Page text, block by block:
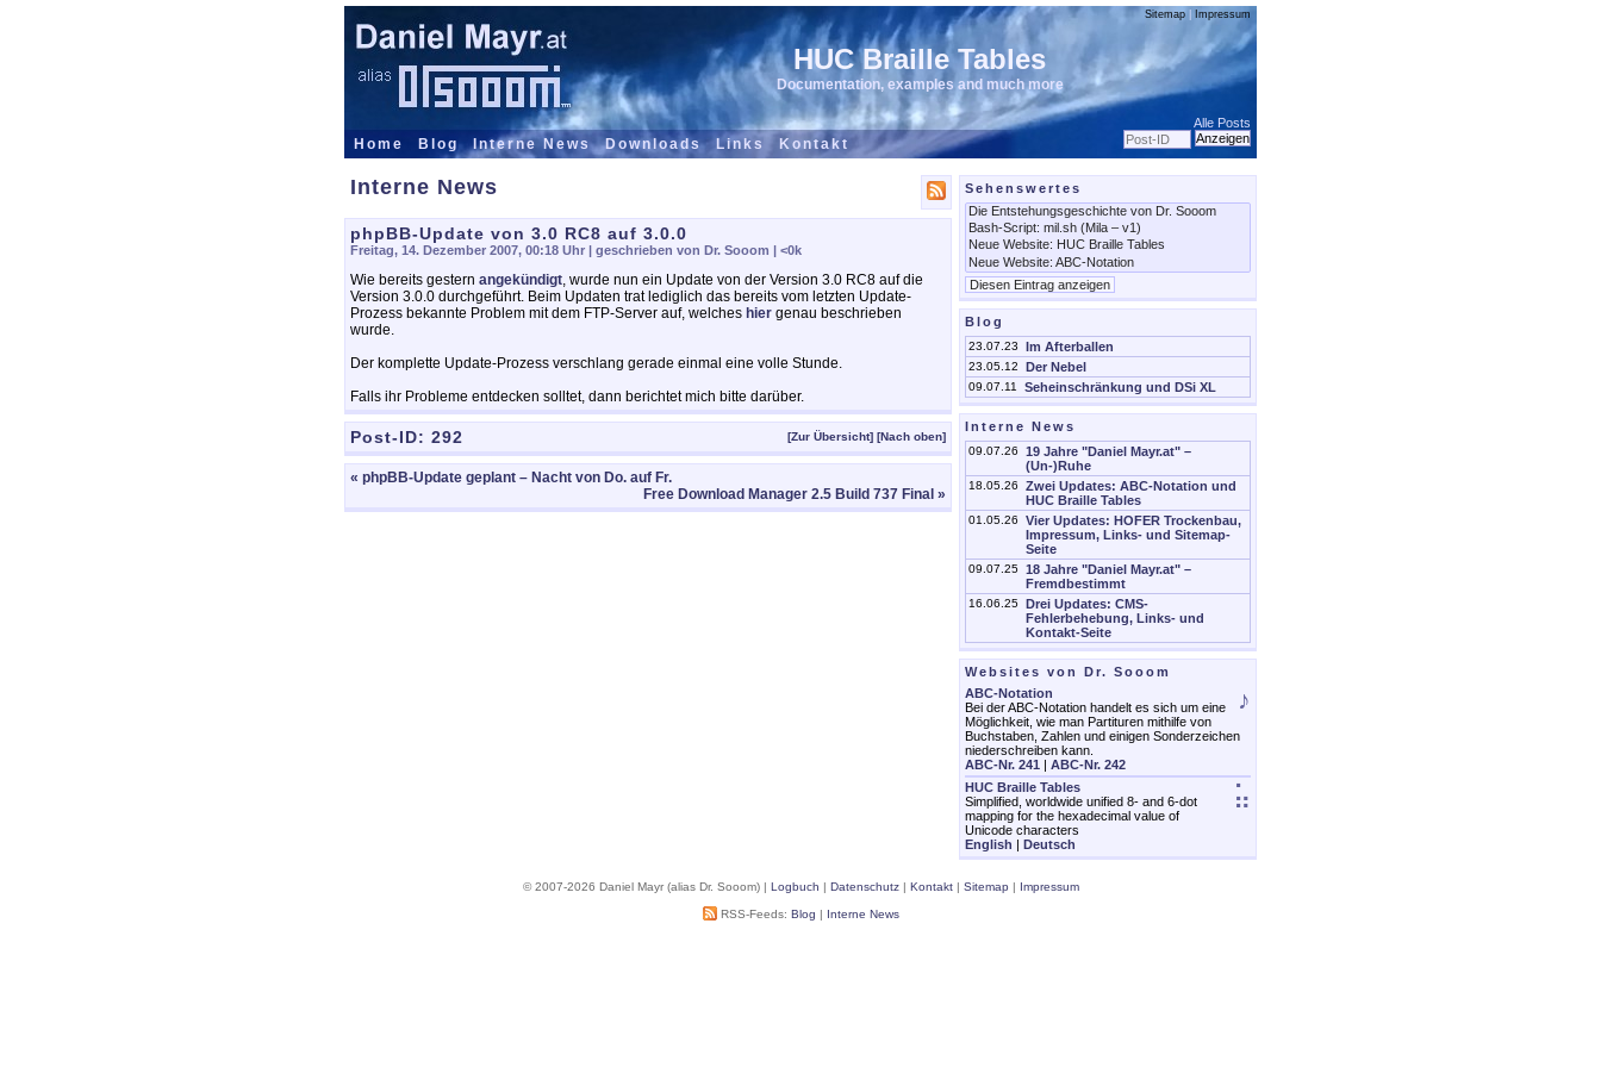
Sitemap Impressum
HUC Braille Tables
Documentation, examples and much more
Alle Posts
Home Blog Interne News Downloads Links Kontakt
Interne News
phpBB-Update von 3.0 RC8 auf 3.0.0
Freitag, 14. Dezember 2007, 00:18 Uhr | geschrieben von Dr. Sooom | <0k
Wie bereits gestern angekündigt, wurde nun ein Update von der Version 3.0 RC8 auf die
Version 3.0.0 durchgeführt. Beim Updaten trat lediglich das bereits vom letzten Update-
Prozess bekannte Problem mit dem FTP-Server auf, welches hier genau beschrieben
wurde.
Der komplette Update-Prozess verschlang gerade einmal eine volle Stunde.
Falls ihr Probleme entdecken solltet, dann berichtet mich bitte darüber.
[Zur Übersicht] [Nach oben]
Post-ID: 292
« phpBB-Update geplant – Nacht von Do. auf Fr.
Free Download Manager 2.5 Build 737 Final »
Sehenswertes
Blog
23.07.23 Im Afterballen
23.05.12 Der Nebel
09.07.11 Seheinschränkung und DSi XL
Interne News
09.07.26
19 Jahre "Daniel Mayr.at" –
(Un-)Ruhe
18.05.26
Zwei Updates: ABC-Notation und
HUC Braille Tables
01.05.26
Vier Updates: HOFER Trockenbau,
Impressum, Links- und Sitemap-
Seite
09.07.25 18 Jahre "Daniel Mayr.at" –
Fremdbestimmt
16.06.25 Drei Updates: CMS-
Fehlerbehebung, Links- und
Kontakt-Seite
Websites von Dr. Sooom
♪
ABC-Notation
Bei der ABC-Notation handelt es sich um eine
Möglichkeit, wie man Partituren mithilfe von
Buchstaben, Zahlen und einigen Sonderzeichen
niederschreiben kann.
ABC-Nr. 241 | ABC-Nr. 242
⣥
HUC Braille Tables
Simplified, worldwide unified 8- and 6-dot
mapping for the hexadecimal value of
Unicode characters
English | Deutsch
© 2007-2026 Daniel Mayr (alias Dr. Sooom) | Logbuch | Datenschutz| Kontakt| Sitemap | Impressum
RSS-Feeds: Blog | Interne News